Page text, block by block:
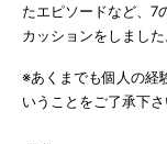
たエピソードなど、7
カッションをしました
※あくまでも個人の経
いうことをご了承下さ